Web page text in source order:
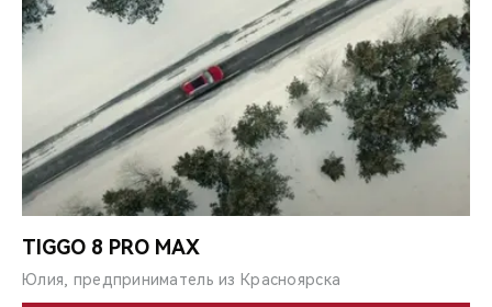
TIGGO 8 PRO MAX
Юлия, предприниматель из Красноярска